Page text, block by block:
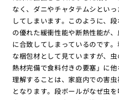
なく、ダニやチャタテムシとい
してしまいます。このように、
の優れた緩衝性能や断熱性能が
に合致してしまっているのです
な梱包材として見ていますが、
熱材完備で食料付きの要塞」に
理解することは、家庭内での害
となります。段ボールがなぜ虫